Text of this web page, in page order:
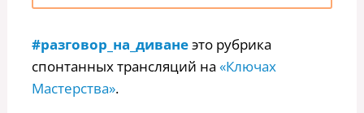
#разговор_на_диванеэто рубрика
спонтанных трансляций на «Ключах
Мастерства».